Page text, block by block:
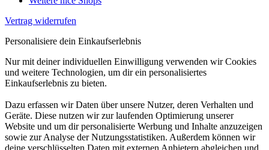
Vertrag widerrufen
Personalisiere dein Einkaufserlebnis
Nur mit deiner individuellen Einwilligung verwenden wir Cookies
und weitere Technologien, um dir ein personalisiertes
Einkaufserlebnis zu bieten.
Dazu erfassen wir Daten über unsere Nutzer, deren Verhalten und
Geräte. Diese nutzen wir zur laufenden Optimierung unserer
Website und um dir personalisierte Werbung und Inhalte anzuzeigen
sowie zur Analyse der Nutzungsstatistiken. Außerdem können wir
deine verschlüsselten Daten mit externen Anbietern abgleichen und